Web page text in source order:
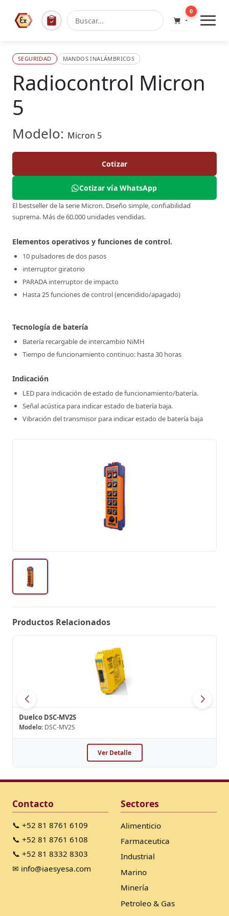
0
Productos Relacionados
Duelco DSC-MV2S
Modelo: DSC-MV2S
Ver Detalle
SEGURIDAD MANDOS INALÁMBRICOS
Radiocontrol Micron
5
Modelo: Micron 5
Cotizar
Cotizar vía WhatsApp
El bestseller de la serie Micron. Diseño simple, confiabilidad
suprema. Más de 60.000 unidades vendidas.
Elementos operativos y funciones de control.
10 pulsadores de dos pasos
interruptor giratorio
PARADA interruptor de impacto
Hasta 25 funciones de control (encendido/apagado)
Tecnología de batería
Batería recargable de intercambio NiMH
Tiempo de funcionamiento continuo: hasta 30 horas
Indicación
LED para indicación de estado de funcionamiento/batería.
Señal acústica para indicar estado de batería baja.
Vibración del transmisor para indicar estado de batería baja
Contacto
📞 +52 81 8761 6109
📞 +52 81 8761 6108
📞 +52 81 8332 8303
✉ info@iaesyesa.com
Sectores
Alimenticio
Farmaceutica
Industrial
Marino
Minería
Petroleo & Gas